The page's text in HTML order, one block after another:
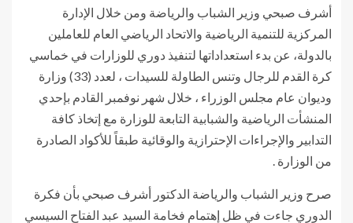
أشرف صبحي وزير الشباب والرياضة ومن خلال الإدارة
المركزية للتنمية الرياضية والاتحاد الرياضي العام للعاملين
بالدولة، عن بدء استعداداتها لتنفيذ دوري للوزارات في خماسي
كرة القدم للرجال وتنس الطاولة للسيدات ، لعدد (33) وزارة
وديوان عام مجلس الوزراء ، خلال شهر نوفمبر القادم بإحدي
المنشأت الرياضية والشبابية التابعة للوزارة مع إتخاذ كافة
التدابير والإجراءات الإحترازية والوقائية طبقاً للأكواد الصادرة
من الوزارة .
صرح وزير الشباب والرياضة الدكتور أشرف صبحي بأن فكرة
الدوري جاءت في ظل إهتمام فخامة السيد عبد الفتاح السيسي